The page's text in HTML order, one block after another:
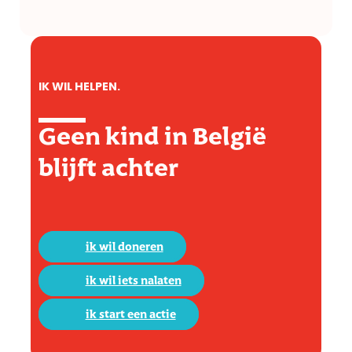
IK WIL HELPEN.
Geen kind in België
blijft achter
ik wil doneren
ik wil iets nalaten
ik start een actie